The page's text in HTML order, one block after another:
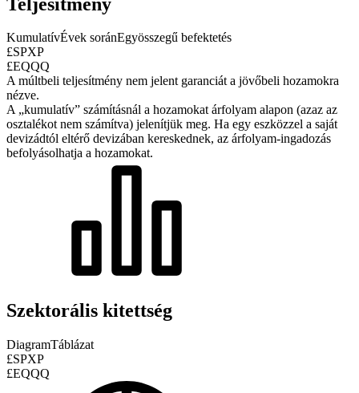
KumulatívÉvek soránEgyösszegű befektetés
£SPXP
£EQQQ
A múltbeli teljesítmény nem jelent garanciát a jövőbeli hozamokra
nézve.
A „kumulatív” számításnál a hozamokat árfolyam alapon (azaz az
osztalékot nem számítva) jelenítjük meg. Ha egy eszközzel a saját
devizádtól eltérő devizában kereskednek, az árfolyam-ingadozás
befolyásolhatja a hozamokat.
Szektorális kitettség
DiagramTáblázat
£SPXP
£EQQQ